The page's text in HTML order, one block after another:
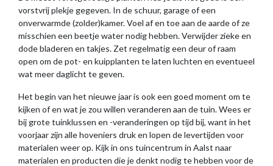
vorstvrij plekje gegeven. In de schuur, garage of een
onverwarmde (zolder)kamer. Voel af en toe aan de aarde of ze
misschien een beetje water nodig hebben. Verwijder zieke en
dode bladeren en takjes. Zet regelmatig een deur of raam
open om de pot- en kuipplanten te laten luchten en eventueel
wat meer daglicht te geven.
Het begin van het nieuwe jaar is ook een goed moment om te
kijken of en wat je zou willen veranderen aan de tuin. Wees er
bij grote tuinklussen en -veranderingen op tijd bij, want in het
voorjaar zijn alle hoveniers druk en lopen de levertijden voor
materialen weer op. Kijk in ons tuincentrum in Aalst naar
materialen en producten die je denkt nodig te hebben voor de